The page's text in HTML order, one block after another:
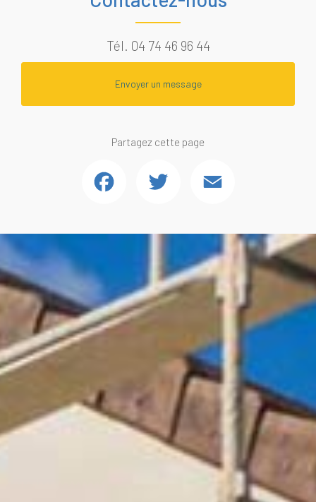
Tél. 04 74 46 96 44
Envoyer un message
Partagez cette page